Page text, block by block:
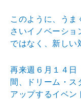
このように、う
さいイノベーショ
ではなく、新しい
再来週６月１４日
間、ドリーム・ス
アップするイベン